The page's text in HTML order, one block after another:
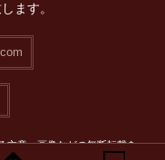
ます。
章・画像などの無断転載を